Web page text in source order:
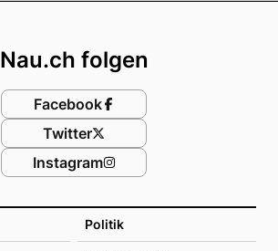
Politik
Nau.ch folgen
Facebook
Twitter
Instagram